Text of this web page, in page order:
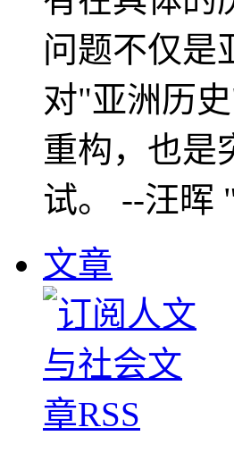
问题不仅是
对"亚洲历
重构，也是
试。 --汪晖
文章